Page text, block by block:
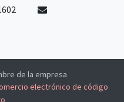
de la empresa
electrónico de código